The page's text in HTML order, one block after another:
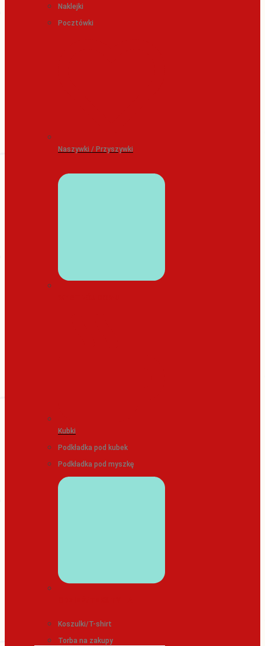
Naklejki
Pocztówki
Naszywki / Przyszywki
Kubki
Podkładka pod kubek
Podkładka pod myszkę
Koszulki/T-shirt
Torba na zakupy